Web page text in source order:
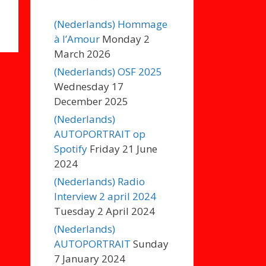
(Nederlands) Hommage
à l’Amour Monday 2
March 2026
(Nederlands) OSF 2025
Wednesday 17
December 2025
(Nederlands)
AUTOPORTRAIT op
Spotify Friday 21 June
2024
(Nederlands) Radio
Interview 2 april 2024
Tuesday 2 April 2024
(Nederlands)
AUTOPORTRAIT Sunday
7 January 2024